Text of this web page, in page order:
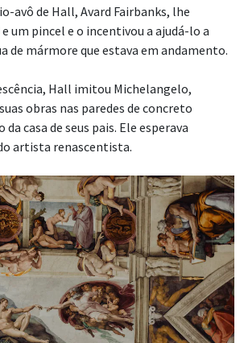
avô de Hall, Avard Fairbanks, lhe
um pincel e o incentivou a ajudá-lo a
de mármore que estava em andamento.
Hall imitou Michelangelo,
obras nas paredes de concreto
casa de seus pais. Ele esperava
artista renascentista.